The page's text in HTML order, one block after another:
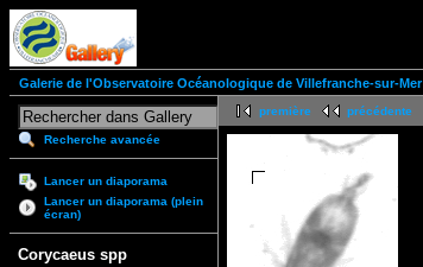
Galerie de l'Observatoire Océanologique de Villefranche-sur-Mer
Recherche avancée
Lancer un diaporama
Lancer un diaporama (plein
écran)
Corycaeus spp
première précédente